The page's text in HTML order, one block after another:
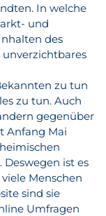
In welche
und
des
zu tun
zu tun. Auch
gegenüber
Anfang Mai
ist es
Menschen
sind sie
Umfragen